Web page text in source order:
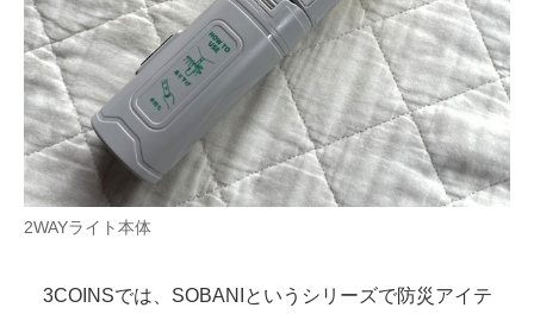
2WAYライト本体
3COINSでは、SOBANIというシリーズで防災アイテ